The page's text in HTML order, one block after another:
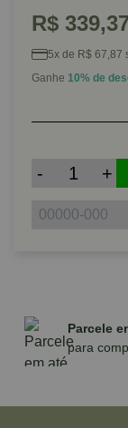
R$
5x de R$ 67,87
Ganhe 10% de
- +
Parcele
para